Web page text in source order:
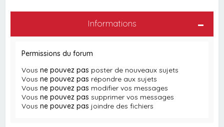
Informations
Permissions du forum
Vousne pouvez pas poster de nouveaux sujets
Vousne pouvez pas répondre aux sujets
Vousne pouvez pas modifier vos messages
Vousne pouvez pas supprimer vos messages
Vousne pouvez pas joindre des fichiers